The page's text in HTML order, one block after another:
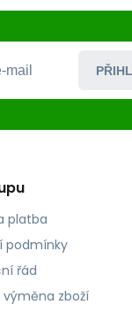
platba
podmínky
řád
zboží